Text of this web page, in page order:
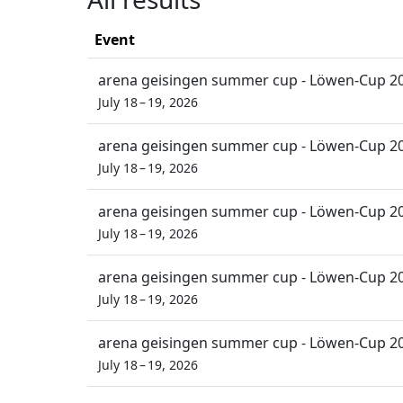
Event
arena geisingen summer cup - Löwen-Cup
July 18 – 19, 2026
arena geisingen summer cup - Löwen-Cup
July 18 – 19, 2026
arena geisingen summer cup - Löwen-Cup
July 18 – 19, 2026
arena geisingen summer cup - Löwen-Cup
July 18 – 19, 2026
arena geisingen summer cup - Löwen-Cup
July 18 – 19, 2026